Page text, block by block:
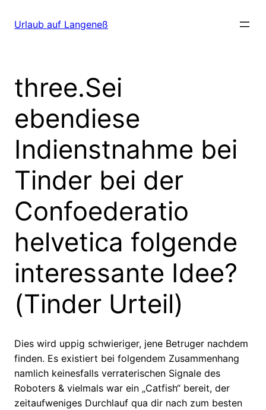
zumUrlaub auf Langeneß
three.Sei
ebendiese
Indienstnahme bei
Tinder bei der
Confoederatio
helvetica folgende
interessante Idee?
(Tinder Urteil)
Dies wird uppig schwieriger, jene Betruger nachdem
finden. Es existiert bei folgendem Zusammenhang
namlich keinesfalls verraterischen Signale des
Roboters & vielmals war ein „Catfish“ bereit, der
zeitaufweniges Durchlauf qua dir nach zum besten